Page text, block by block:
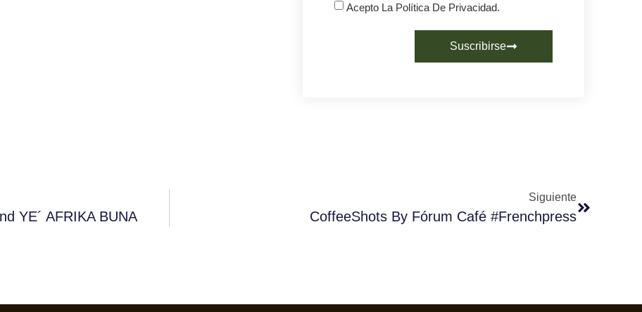
Acepto La Política De Privacidad.
Suscribirse
YE´ AFRIKA BUNA
Siguiente
CoffeeShots By Fórum Café #Frenchpress